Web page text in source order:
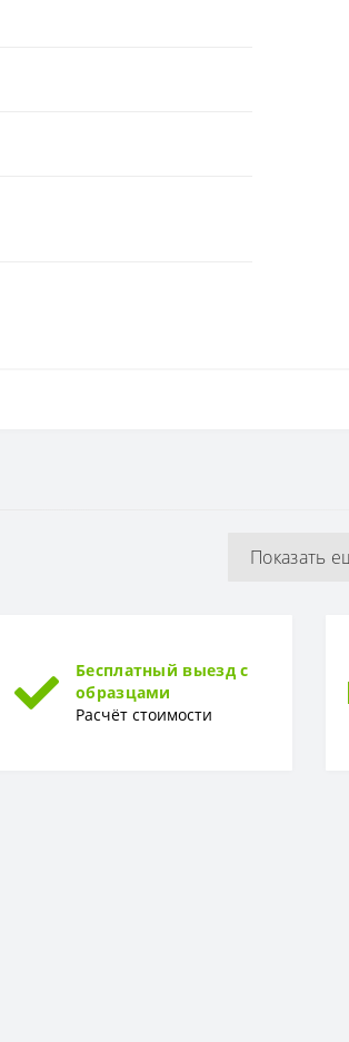
Показать
Бесплатный выезд с
образцами
Расчёт стоимости